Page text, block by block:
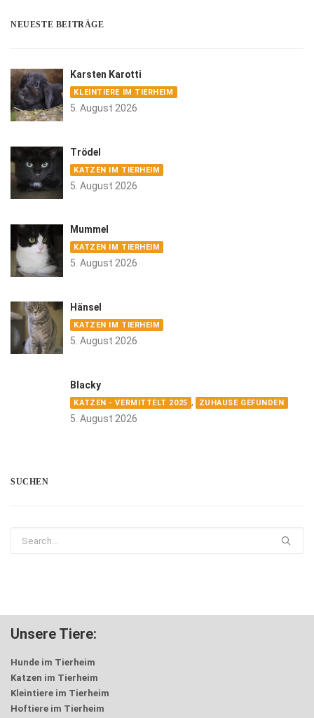
NEUESTE BEITRÄGE
Karsten Karotti
KLEINTIERE IM TIERHEIM
5. August 2026
Trödel
KATZEN IM TIERHEIM
5. August 2026
Mummel
KATZEN IM TIERHEIM
5. August 2026
Hänsel
KATZEN IM TIERHEIM
5. August 2026
Blacky
KATZEN - VERMITTELT 2025 , ZUHAUSE GEFUNDEN
5. August 2026
SUCHEN
Unsere Tiere:
Hunde im Tierheim
Katzen im Tierheim
Kleintiere im Tierheim
Hoftiere im Tierheim